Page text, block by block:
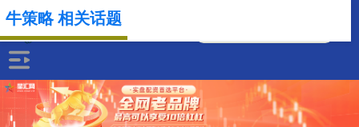
牛策略 相关话题